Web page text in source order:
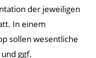
der jeweiligen
In einem
sollen wesentliche
ggf.